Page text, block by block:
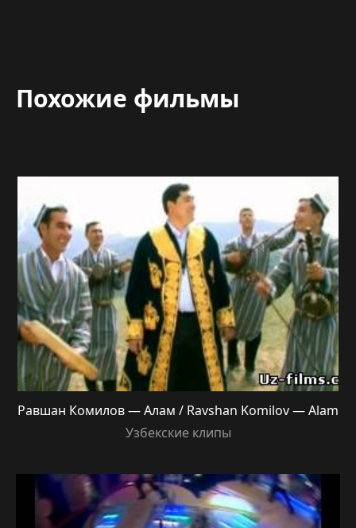
Похожие фильмы
Равшан Комилов — Алам / Ravshan Komilov — Alam
Узбекские клипы